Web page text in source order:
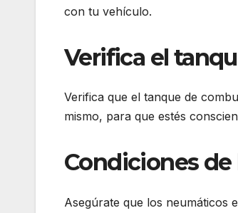
con tu vehículo.
Verifica el
Verifica que el tanque de
mismo, para que estés
Condiciones
Asegúrate que los neumáticos